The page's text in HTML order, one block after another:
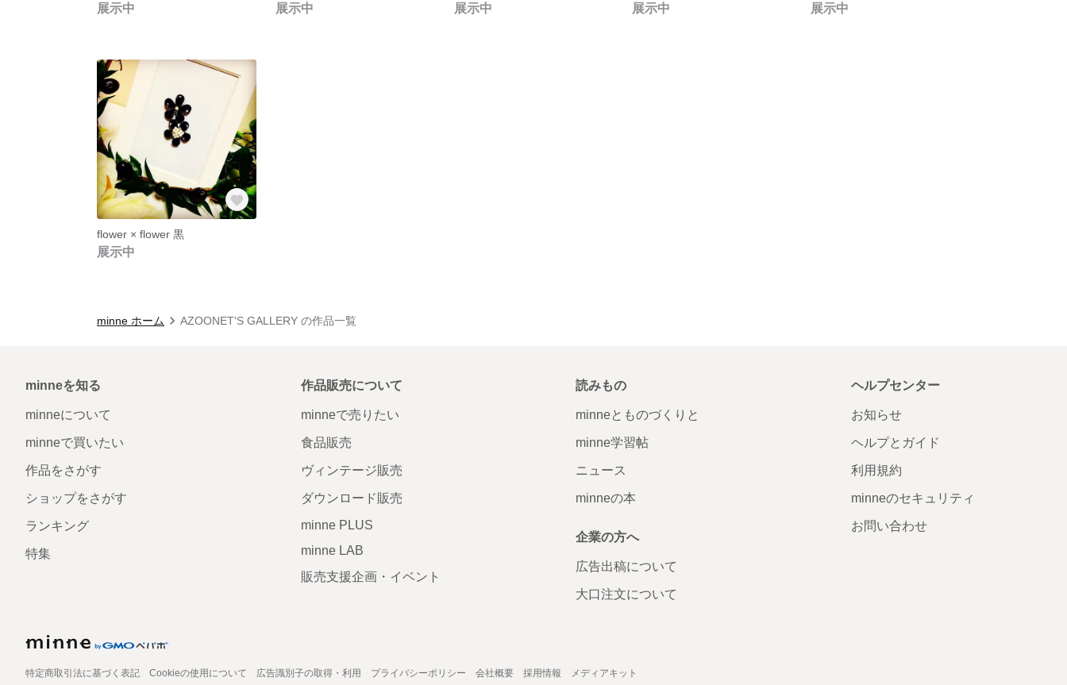
展示中 展示中 展示中 展示中 展示中
flower × flower 黒
展示中
minne ホーム AZOONET'S GALLERY の作品一覧
minneを知る
minneについて
minneで買いたい
作品をさがす
ショップをさがす
ランキング
特集
作品販売について
minneで売りたい
食品販売
ヴィンテージ販売
ダウンロード販売
minne PLUS
minne LAB
販売支援企画・イベント
読みもの
minneとものづくりと
minne学習帖
ニュース
minneの本
企業の方へ
広告出稿について
大口注文について
ヘルプセンター
お知らせ
ヘルプとガイド
利用規約
minneのセキュリティ
お問い合わせ
特定商取引法に基づく表記 Cookieの使用について 広告識別子の取得・利用 プライバシーポリシー 会社概要 採用情報 メディアキット